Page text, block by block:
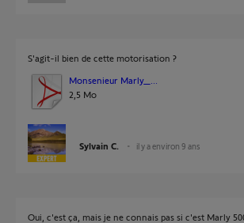
S'agit-il bien de cette motorisation ?
Monsenieur Marly_...
2,5 Mo
Sylvain C. il y a environ 9 ans
Oui, c'est ça, mais je ne connais pas si c'est Marly